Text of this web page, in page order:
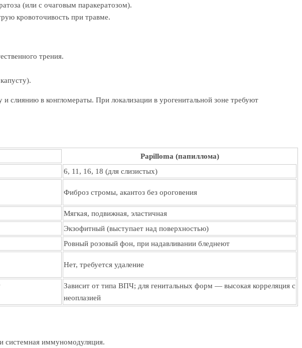
(или с очаговым паракератозом).
кровоточивость при травме.
трения.
слиянию в конгломераты. При локализации в урогенитальной зоне требуют
Papilloma (папиллома)
6, 11, 16, 18 (для слизистых)
Фиброз стромы, акантоз без ороговения
Мягкая, подвижная, эластичная
Экзофитный (выступает над поверхностью)
Ровный розовый фон, при надавливании бледнеют
Нет, требуется удаление
Зависит от типа ВПЧ; для генитальных форм — высокая корреляция с
неоплазией
системная иммуномодуляция.